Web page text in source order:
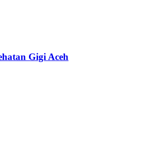
Gigi Aceh